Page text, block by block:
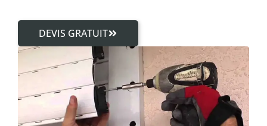
DEVIS GRATUIT